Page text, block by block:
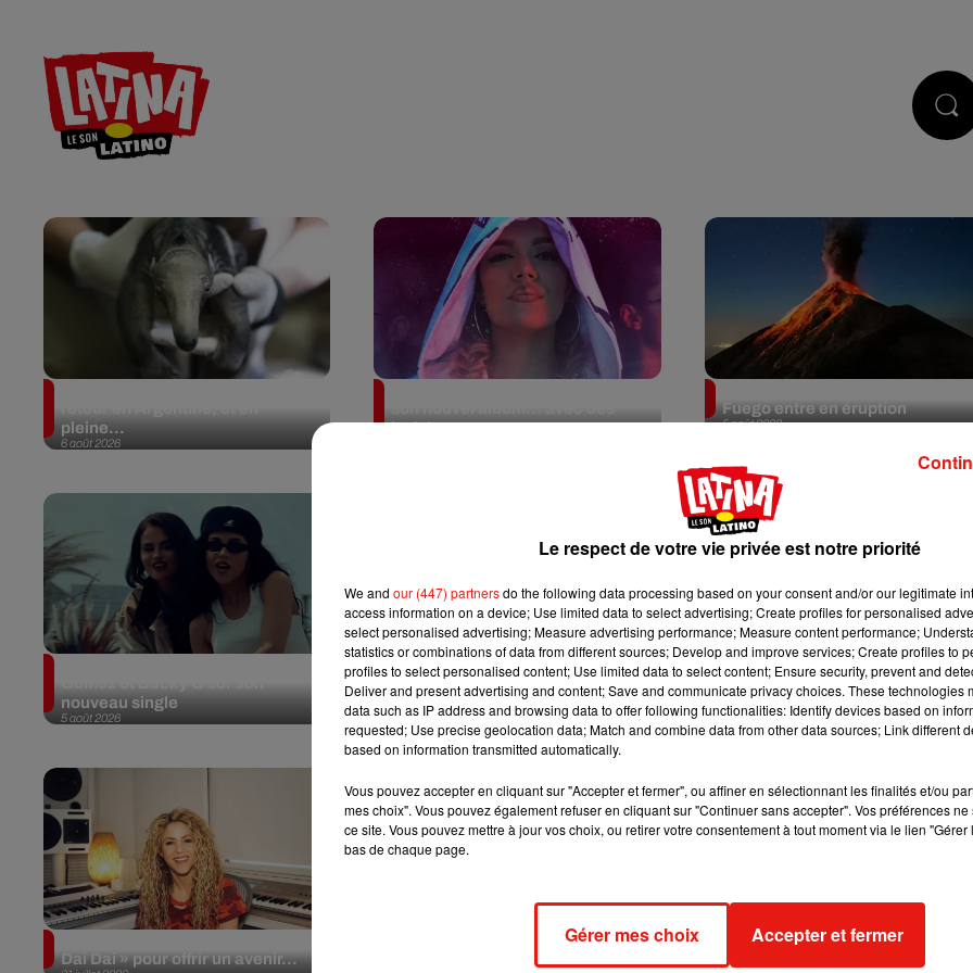
6 août 2026
pleine...
invités...
5 août 2026
Fuego entre en éruption
5 août 2026
nouveau single
4 août 2026
Au Portugal, une forêt est
désormais certifiée pour ses
bienfaits...
4 août 2026
En Argentine, deux poissons
rouges reconnus comme des
êtres...
Dai Dai » pour offrir un avenir...
Escapade à Guadalajara
Laura Pausini : retour confirmé à
Le respect de votre vie privée est notre priorité
We and our (447) partnersdo the following data processing based on your consent and/or our legitimate
access information on a device; Use limited data to select advertising; Create profiles for personalised
select personalised advertising; Measure advertising performance; Measure content performance;
statistics or combinations of data from different sources; Develop and improve services; Create profiles to
profiles to select personalised content; Use limited data to select content; Ensure security, prevent and
Deliver and present advertising and content; Save and communicate privacy choices. These technologies
data such as IP address and browsing data to offer following functionalities: Identify devices based on
requested; Use precise geolocation data; Match and combine data from other data sources; Link different
based on information transmitted automatically.
Vous pouvez accepter en cliquant sur "Accepter et fermer", ou affiner en sélectionnant les finalités et/ou
mes choix". Vous pouvez également refuser en cliquant sur "Continuer sans accepter". Vos préférences
ce site. Vous pouvez mettre à jour vos choix, ou retirer votre consentement à tout moment via le lien
bas de chaque page.
Gérer mes choix Accepter et fermer